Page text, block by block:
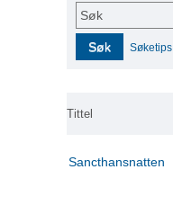
Søk
Søk Søketips
Tittel
Sancthansnatten